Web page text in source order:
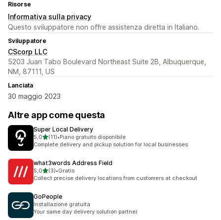
Risorse
Informativa sulla privacy
Questo sviluppatore non offre assistenza diretta in Italiano.
Sviluppatore
CScorp LLC
5203 Juan Tabo Boulevard Northeast Suite 2B, Albuquerque,
NM, 87111, US
Lanciata
30 maggio 2023
Altre app come questa
Super Local Delivery
5,0stelle su 5
(11)
11 recensioni totali
•Piano gratuito disponibile
Complete delivery and pickup solution for local businesses
what3words Address Field
5,0stelle su 5
(3)
3 recensioni totali
•Gratis
Collect precise delivery locations from customers at checkout
GoPeople
Installazione gratuita
Your same day delivery solution partner.